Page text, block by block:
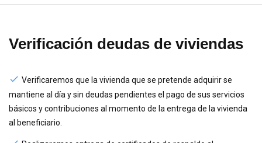
Verificación deudas de viviendas
Verificaremos que la vivienda que se pretende adquirir se
mantiene al día y sin deudas pendientes el pago de sus servicios
básicos y contribuciones al momento de la entrega de la vivienda
al beneficiario.